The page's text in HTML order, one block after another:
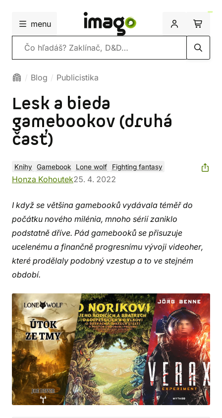
menu
Vyhľadávanie
Blog Publicistika
Lesk a bieda
gamebookov (druhá
časť)
Knihy Gamebook Lone wolf Fighting fantasy
Honza Kohoutek25. 4. 2022
I když se většina gamebooků vydávala téměř do
počátku nového milénia, mnoho sérií zaniklo
podstatně dříve. Pád gamebooků se přisuzuje
ucelenému a finančně progresnímu vývoji videoher,
které prodělaly podobný vzestup a to ve stejném
období.